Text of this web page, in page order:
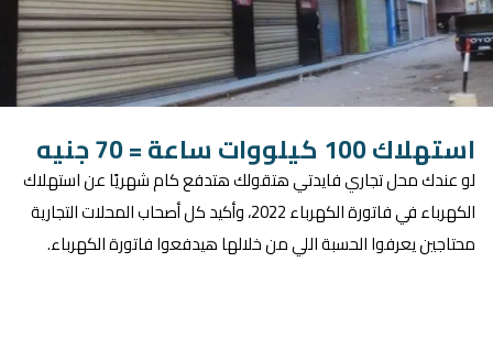
استهلاك 100 كيلووات ساعة = 70 جنيه
لو عندك محل تجاري فايدتي هتقولك هتدفع كام شهريًا عن استهلاك
الكهرباء في فاتورة الكهرباء 2022، وأكيد كل أصحاب المحلات التجارية
محتاجين يعرفوا الحسبة اللي من خلالها هيدفعوا فاتورة الكهرباء.